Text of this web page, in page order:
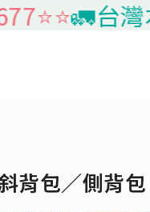
🚛台灣本
背包／側背包